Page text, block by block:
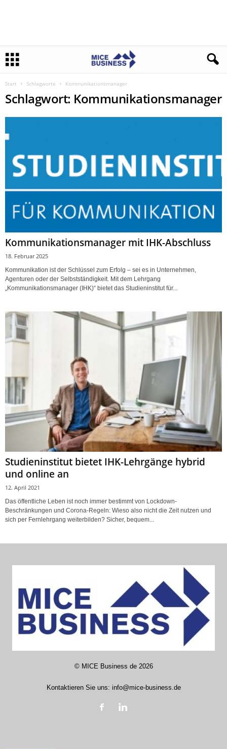
Start Schlagworte Kommunikationsmanager
Schlagwort: Kommunikationsmanager
Kommunikationsmanager mit IHK-Abschluss
18. Februar 2025
Kommunikation ist der Schlüssel zum Erfolg – sei es in Unternehmen,
Agenturen oder der Selbstständigkeit. Mit dem Lehrgang
„Kommunikationsmanager (IHK)“ bietet das Studieninstitut für...
Studieninstitut bietet IHK-Lehrgänge hybrid
und online an
12. April 2021
Das öffentliche Leben ist noch immer bestimmt von Lockdown-
Beschränkungen und Corona-Regeln: Wieso also nicht die Zeit nutzen und
sich per Fernlehrgang weiterbilden? Sicher, bequem...
© MICE Business de2026
Kontaktieren Sie uns: info@mice-business.de